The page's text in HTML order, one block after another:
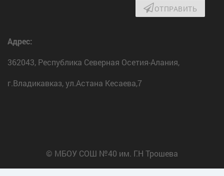
ОТПРАВИТЬ
Адрес:
362043, Республика Северная Осетия-Алания,
г.Владикавказ, ул.Астана Кесаева,7
© МБОУ СОШ №40 им. Г.Н Трошева